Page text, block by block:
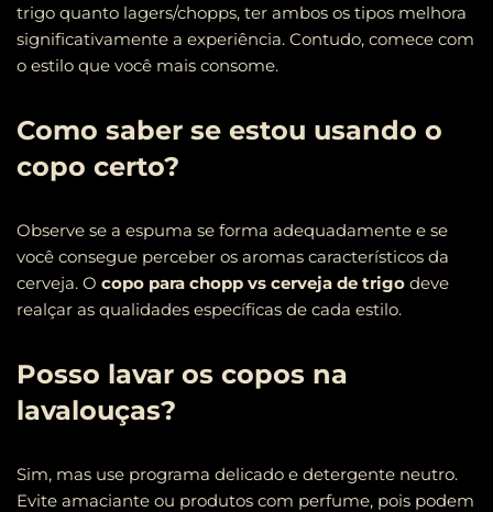
trigo quanto lagers/chopps, ter ambos os tipos melhora
significativamente a experiência. Contudo, comece com
o estilo que você mais consome.
Como saber se estou usando o
copo certo?
Observe se a espuma se forma adequadamente e se
você consegue perceber os aromas característicos da
cerveja. O copo para chopp vs cerveja de trigo deve
realçar as qualidades específicas de cada estilo.
Posso lavar os copos na
lavalouças?
Sim, mas use programa delicado e detergente neutro.
Evite amaciante ou produtos com perfume, pois podem